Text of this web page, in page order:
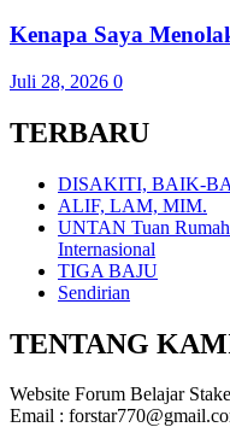
Kenapa Saya
Juli 28, 2026 0
TERBARU
DISAKITI, BAIK-
ALIF, LAM, MIM.
UNTAN Tuan
Internasional
TIGA BAJU
Sendirian
TENTANG
Website Forum Belajar
Email :